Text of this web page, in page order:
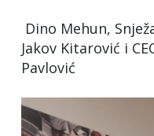
Dino Mehun,
Jakov Kitarović i
Pavlović